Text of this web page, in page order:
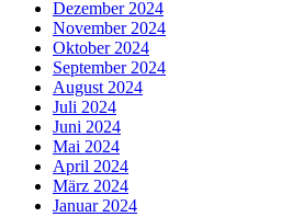
Dezember 2024
November 2024
Oktober 2024
September 2024
August 2024
Juli 2024
Juni 2024
Mai 2024
April 2024
März 2024
Januar 2024